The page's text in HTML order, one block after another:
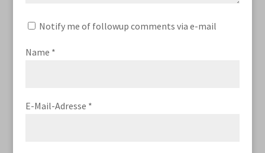
Notify me of followup comments via e-mail
Name *
E-Mail-Adresse *